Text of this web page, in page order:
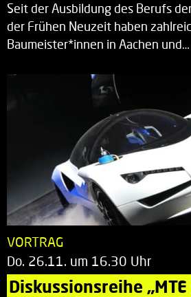
Seit der Ausbildung des Berufs
der Frühen Neuzeit haben
Baumeister*innen in Aachen und…
VORTRAG
Do. 26.11. um 16.30 Uhr
Diskussionsreihe